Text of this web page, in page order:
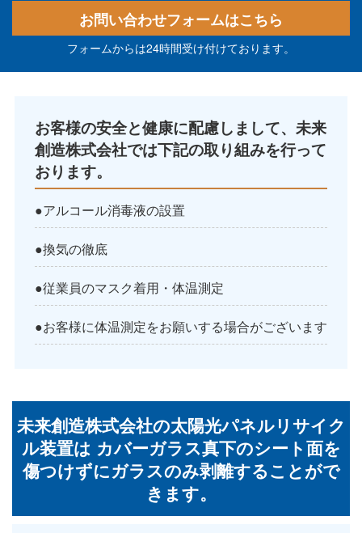
お問い合わせフォームはこちら
フォームからは24時間受け付けております。
お客様の安全と健康に配慮しまして、未来
創造株式会社では下記の取り組みを行って
おります。
●アルコール消毒液の設置
●換気の徹底
●従業員のマスク着用・体温測定
●お客様に体温測定をお願いする場合がございます
未来創造株式会社の太陽光パネルリサイク
ル装置は カバーガラス真下のシート面を
傷つけずにガラスのみ剥離することがで
きます。